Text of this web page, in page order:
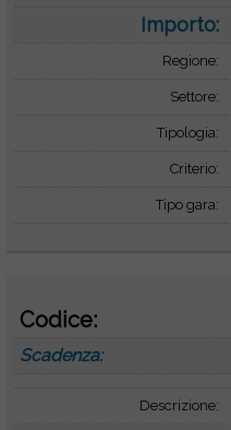
Importo:
Regione:
Settore:
Tipologia:
Criterio:
Tipo gara:
Codice:
Scadenza:
Descrizione: